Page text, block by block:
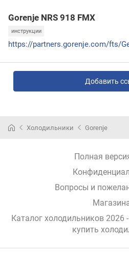
Gorenje NRS 918 FMX
инструкции
Добавить
Холодильники Gorenje
Полная
Вопросы и
Каталог холодильников 2026
купить